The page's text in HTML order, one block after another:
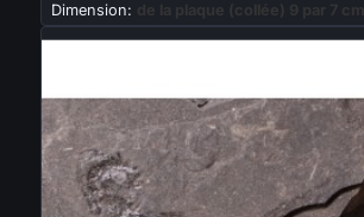
Dimension: de la plaque (collée) 9 par 7 cm
Nouveau